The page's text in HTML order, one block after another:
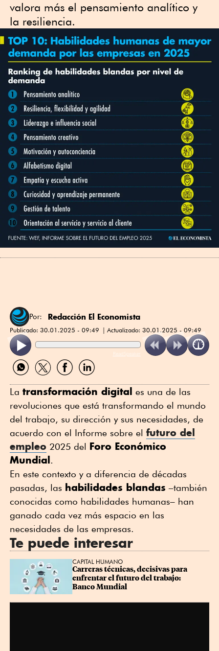
valora más el pensamiento analítico y
la resiliencia.
Por: Redacción El Economista
Publicado: 30.01.2025 - 09:49 Actualizado: 30.01.2025 - 09:49
ReadSpeaker
Compartir
por
Compartir
por
Compartir
por
Compartir
por
La transformación digital es una de las
revoluciones que está transformando el mundo
del trabajo, su dirección y sus necesidades, de
acuerdo con el Informe sobre el futuro del
empleo 2025 del Foro Económico
Mundial.
En este contexto y a diferencia de décadas
pasadas, las habilidades blandas –también
conocidas como habilidades humanas– han
ganado cada vez más espacio en las
necesidades de las empresas.
Te puede interesar
CAPITAL HUMANO
Carreras técnicas, decisivas para
enfrentar el futuro del trabajo:
Banco Mundial